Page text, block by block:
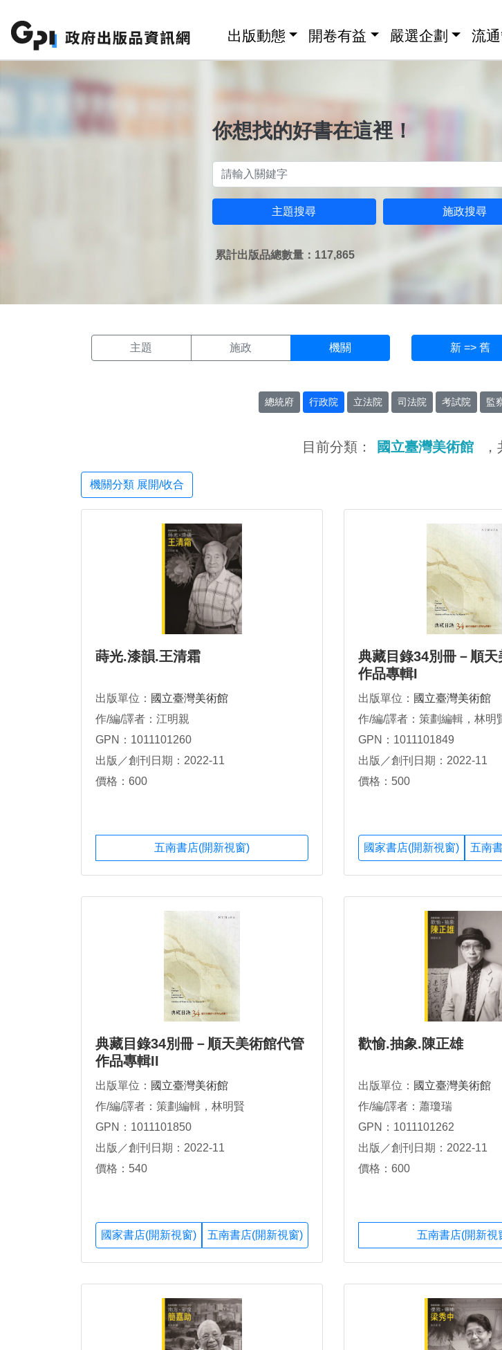
出版動態 開卷有益 嚴選企劃 流
你想找的好書在這裡！
主題搜尋 施政搜尋
累計出版品總數量：117,865
主題 施政 機關 新 => 舊
總統府 行政院 立法院 司法院 考試院 監
目前分類： 國立臺灣美術館 ，
機關分類 展開/收合
蒔光.漆韻.王清霜
出版單位： 國立臺灣美術館
作/編/譯者：江明親
GPN：1011101260
出版／創刊日期：2022-11
價格：600
五南書店(開新視窗)
典藏目錄34別冊－順天
作品專輯I
出版單位： 國立臺灣美術館
作/編/譯者：策劃編輯，林明
GPN：1011101849
出版／創刊日期：2022-11
價格：500
國家書店(開新視窗) 五南
典藏目錄34別冊－順天美術館代管
作品專輯II
出版單位： 國立臺灣美術館
作/編/譯者：策劃編輯，林明賢
GPN：1011101850
出版／創刊日期：2022-11
價格：540
國家書店(開新視窗) 五南書店(開新視窗)
歡愉.抽象.陳正雄
出版單位： 國立臺灣美術館
作/編/譯者：蕭瓊瑞
GPN：1011101262
出版／創刊日期：2022-11
價格：600
五南書店(開新視